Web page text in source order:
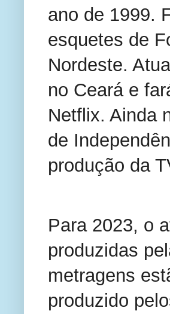
ano de 1999.
esquetes de
Nordeste.
no Ceará e
Netflix. Ainda
de
produção da
Para 2023, o
produzidas
metragens
produzido